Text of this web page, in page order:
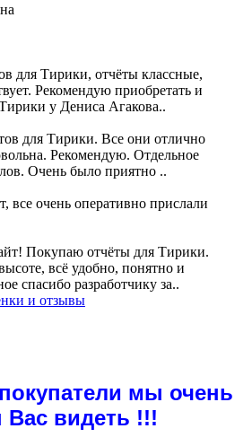
для Тирики, отчёты классные,
Рекомендую приобретать и
у Дениса Агакова..
для Тирики. Все они отлично
Рекомендую. Отдельное
Очень было приятно ..
все очень оперативно прислали
Покупаю отчёты для Тирики.
всё удобно, понятно и
спасибо разработчику за..
и отзывы
мы очень
видеть !!!